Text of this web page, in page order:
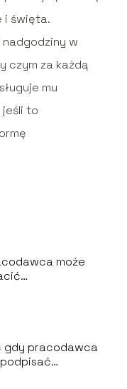
i święta.
w
czym za każdą
mu
jeśli to
może
gdy pracodawca